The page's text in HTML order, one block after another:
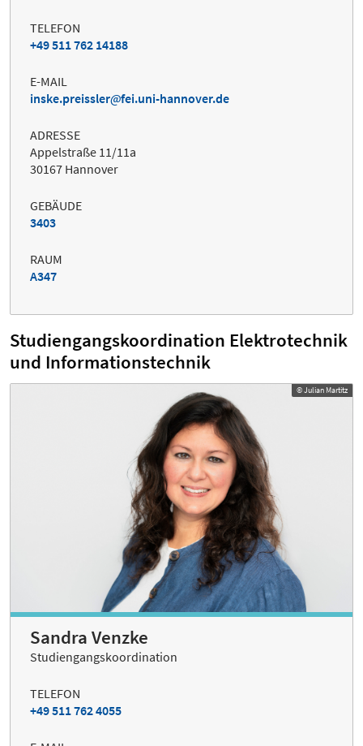
TELEFON
+49 511 762 14188
E-MAIL
inske.preissler
fei.uni-hannover.de
ADRESSE
Appelstraße 11/11a
30167 Hannover
GEBÄUDE
3403
RAUM
A347
Studiengangskoordination Elektrotechnik
und Informationstechnik
© Julian Martitz
Sandra Venzke
Studiengangskoordination
TELEFON
+49 511 762 4055